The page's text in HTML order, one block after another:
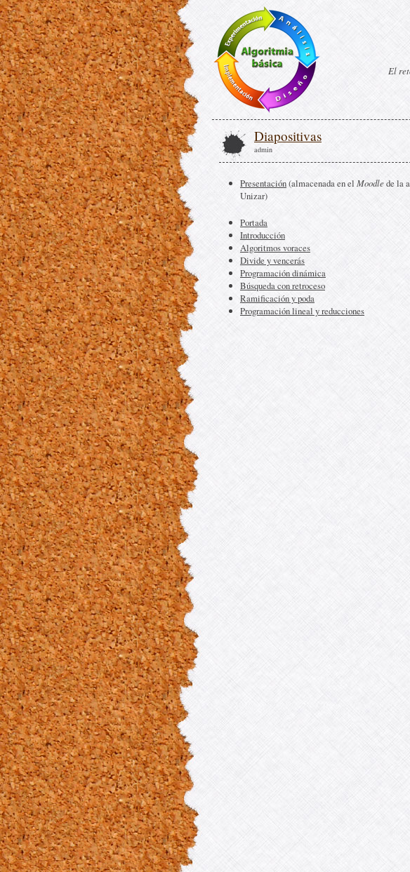
El
Diapositivas
admin
Presentación(almacenada en el Moodle de la
Unizar)
Portada
Introducción
Algoritmos voraces
Divide y vencerás
Programación dinámica
Búsqueda con retroceso
Ramificación y poda
Programación lineal y reducciones